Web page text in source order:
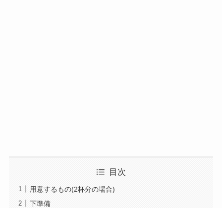
目次
用意するもの(2杯分の場合)
下準備